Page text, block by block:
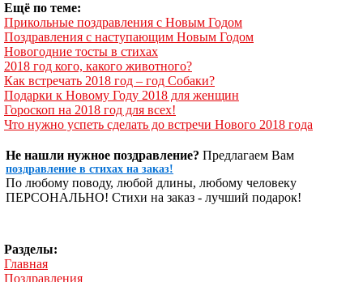
Ещё по теме:
Прикольные поздравления с Новым Годом
Поздравления с наступающим Новым Годом
Новогодние тосты в стихах
2018 год кого, какого животного?
Как встречать 2018 год – год Собаки?
Подарки к Новому Году 2018 для женщин
Гороскоп на 2018 год для всех!
Что нужно успеть сделать до встречи Нового 2018 года
Не нашли нужное поздравление? Предлагаем Вам
поздравление в стихах на заказ!
По любому поводу, любой длины, любому человеку
ПЕРСОНАЛЬНО! Стихи на заказ - лучший подарок!
Разделы:
Главная
Поздравления